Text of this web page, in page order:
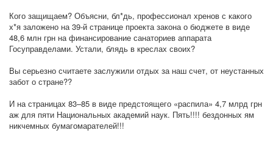
Кого защищаем? Объясни, бл*дь, профессионал хренов с какого
х*я заложено на 39‑й странице проекта закона о бюджете в виде
48,6 млн грн на финансирование санаториев аппарата
Госуправделами. Устали, блядь в креслах своих?
Вы серьезно считаете заслужили отдых за наш счет, от неустанных
забот о стране??
И на страницах 83–85 в виде предстоящего «распила» 4,7 млрд грн
аж для пяти Национальных академий наук. Пять!!!! бездонных ям
никчемных бумагомарателей!!!